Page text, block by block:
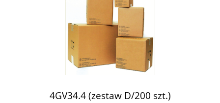
4GV34.4 (zestaw D/200 szt.)